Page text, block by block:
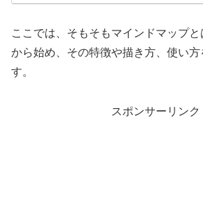
ここでは、そもそもマインドマップ
から始め、その特徴や描き方、使い方
す。
スポンサーリンク